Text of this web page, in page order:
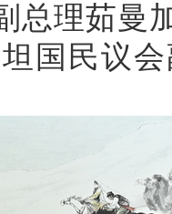
总理茹曼
国民议